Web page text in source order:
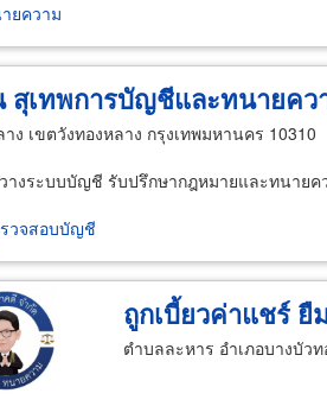
ยความ
สุเทพการบัญชีและทนายคว
ง เขตวังทองหลาง กรุงเทพมหานคร 10310
างระบบบัญชี รับปรึกษากฎหมายและทนายค
วจสอบบัญชี
ถูกเบี้ยวค่าแชร์
ตำบลละหาร อำเภอบางบัว